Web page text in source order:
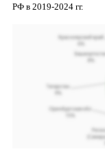
РФ в 2019-2024 гг.